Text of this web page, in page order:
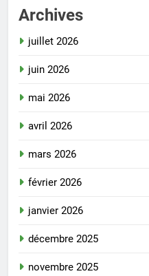
Archives
juillet 2026
juin 2026
mai 2026
avril 2026
mars 2026
février 2026
janvier 2026
décembre 2025
novembre 2025